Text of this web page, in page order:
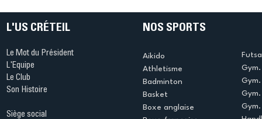
L'US CRÉTEIL
Le Mot du Président
L'Equipe
Le Club
Son Histoire
Siège social
NOS SPORTS
Aikido
Athletisme
Badminton
Basket
Boxe anglaise